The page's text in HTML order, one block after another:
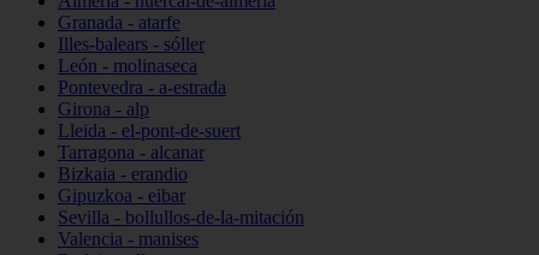
Granada - atarfe
Illes-balears - sóller
León - molinaseca
Pontevedra - a-estrada
Girona - alp
Lleida - el-pont-de-suert
Tarragona - alcanar
Bizkaia - erandio
Gipuzkoa - eibar
Sevilla - bollullos-de-la-mitación
Valencia - manises